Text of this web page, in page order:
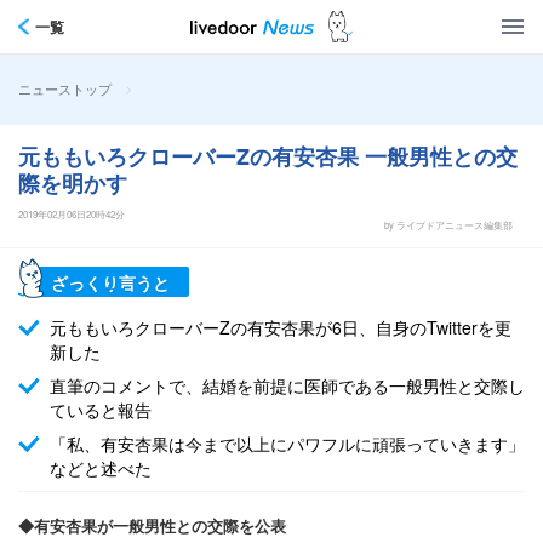
一覧
ニューストップ >
元ももいろクローバーZの有安杏果 一般男性との交
際を明かす
2019年02月06日20時42分
by ライブドアニュース編集部
ざっくり言うと
元ももいろクローバーZの有安杏果が6日、自身のTwitterを更
新した
直筆のコメントで、結婚を前提に医師である一般男性と交際し
ていると報告
「私、有安杏果は今まで以上にパワフルに頑張っていきます」
などと述べた
◆有安杏果が一般男性との交際を公表